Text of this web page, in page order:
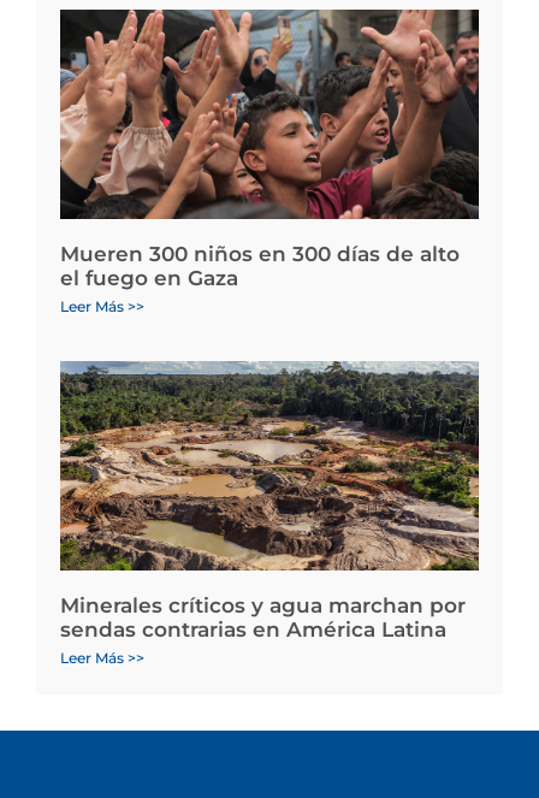
Mueren 300 niños en 300 días de alto
el fuego en Gaza
Leer Más >>
Minerales críticos y agua marchan por
sendas contrarias en América Latina
Leer Más >>